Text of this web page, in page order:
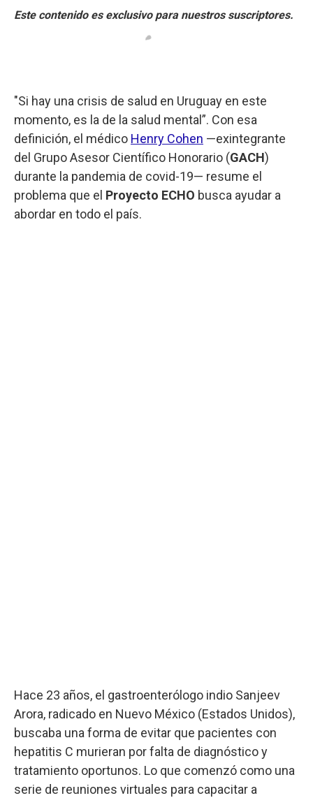
"Si hay una crisis de salud en Uruguay en este
momento, es la de la salud mental”. Con esa
definición, el médico Henry Cohen —exintegrante
del Grupo Asesor Científico Honorario (GACH)
durante la pandemia de covid-19— resume el
problema que el Proyecto ECHO busca ayudar a
abordar en todo el país.
Hace 23 años, el gastroenterólogo indio Sanjeev
Arora, radicado en Nuevo México (Estados Unidos),
buscaba una forma de evitar que pacientes con
hepatitis C murieran por falta de diagnóstico y
tratamiento oportunos. Lo que comenzó como una
serie de reuniones virtuales para capacitar a